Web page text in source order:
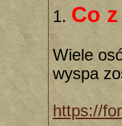
1. Co
Wiele
wyspa
https://